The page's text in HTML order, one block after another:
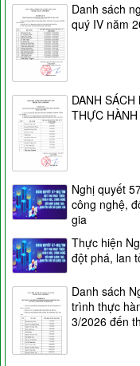
Danh sách
quý IV năm
DANH
THỰC
Nghị quyết
công nghệ,
gia
Thực hiện
đột phá, lan
Danh sách
trình thực
3/2026 đến